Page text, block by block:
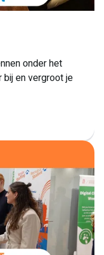
onder het
bij en vergroot je